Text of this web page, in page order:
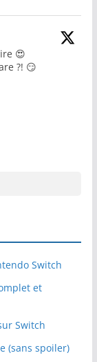
😍
?! 😏
Switch
et
Switch
(sans spoiler)